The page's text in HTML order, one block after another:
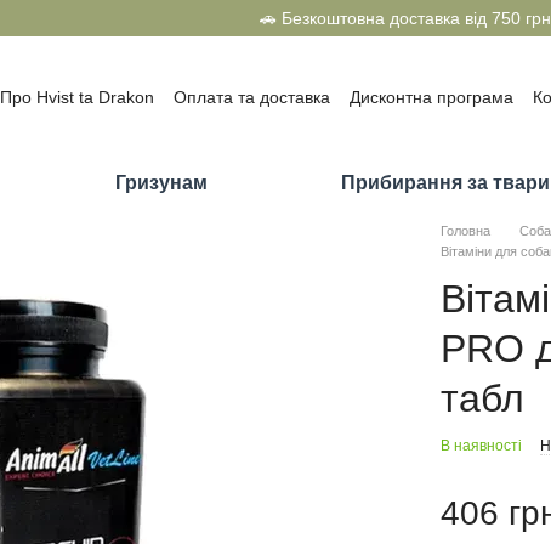
🚗 Безкоштовна доставка від 750
Про Hvist ta Drakon Оплата та доставка Дисконтна програма
Гризунам Прибирання за
Головна
Вітаміни для
PRO
табл
В наявності
406